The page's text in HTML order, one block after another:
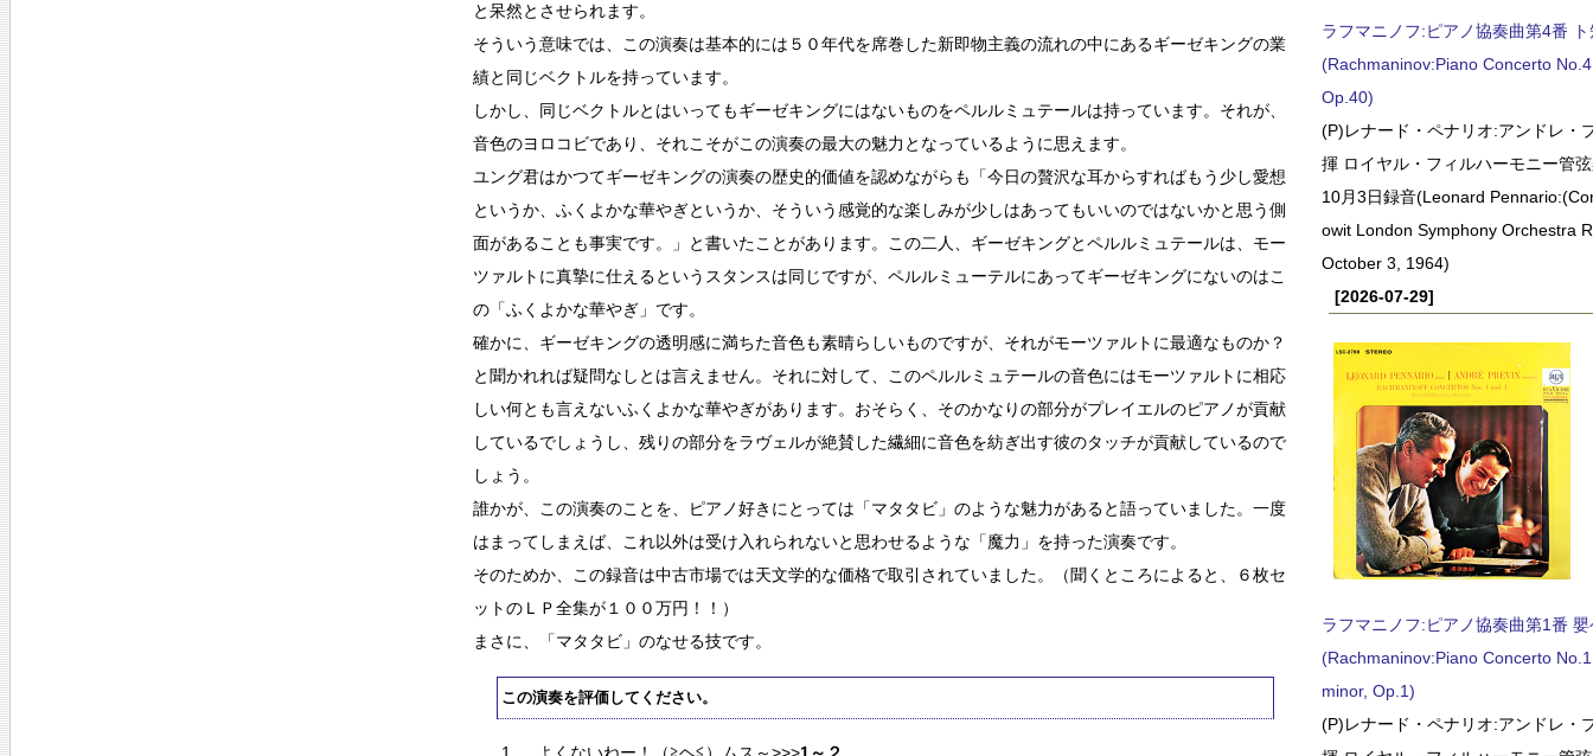
と呆然とさせられます。
そういう意味では、この演奏は基本的には５０年代を席巻した新即物主義の流れの中にあるギーゼキングの業
績と同じベクトルを持っています。
しかし、同じベクトルとはいってもギーゼキングにはないものをペルルミュテールは持っています。それが、
音色のヨロコビであり、それこそがこの演奏の最大の魅力となっているように思えます。
ユング君はかつてギーゼキングの演奏の歴史的価値を認めながらも「今日の贅沢な耳からすればもう少し愛想
というか、ふくよかな華やぎというか、そういう感覚的な楽しみが少しはあってもいいのではないかと思う側
面があることも事実です。」と書いたことがあります。この二人、ギーゼキングとペルルミュテールは、モー
ツァルトに真摯に仕えるというスタンスは同じですが、ペルルミューテルにあってギーゼキングにないのはこ
の「ふくよかな華やぎ」です。
確かに、ギーゼキングの透明感に満ちた音色も素晴らしいものですが、それがモーツァルトに最適なものか？
と聞かれれば疑問なしとは言えません。それに対して、このペルルミュテールの音色にはモーツァルトに相応
しい何とも言えないふくよかな華やぎがあります。おそらく、そのかなりの部分がプレイエルのピアノが貢献
しているでしょうし、残りの部分をラヴェルが絶賛した繊細に音色を紡ぎ出す彼のタッチが貢献しているので
しょう。
誰かが、この演奏のことを、ピアノ好きにとっては「マタタビ」のような魅力があると語っていました。一度
はまってしまえば、これ以外は受け入れられないと思わせるような「魔力」を持った演奏です。
そのためか、この録音は中古市場では天文学的な価格で取引されていました。（聞くところによると、６枚セ
ットのＬＰ全集が１００万円！！）
まさに、「マタタビ」のなせる技です。
この演奏を評価してください。
ラフマニノフ:ピアノ協奏曲第4番
(Rachmaninov:Piano Concerto
Op.40)
(P)レナード・ペナリオ:アンドレ・
揮 ロイヤル・フィルハーモニー管
10月3日録音(Leonard
owit London Symphony Orchestra
October 3, 1964)
[2026-07-29]
ラフマニノフ:ピアノ協奏曲第1番
(Rachmaninov:Piano Concerto
minor, Op.1)
(P)レナード・ペナリオ:アンドレ・